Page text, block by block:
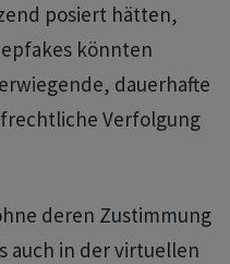
posiert hätten,
könnten
dauerhafte
Verfolgung
deren Zustimmung
auch in der virtuellen